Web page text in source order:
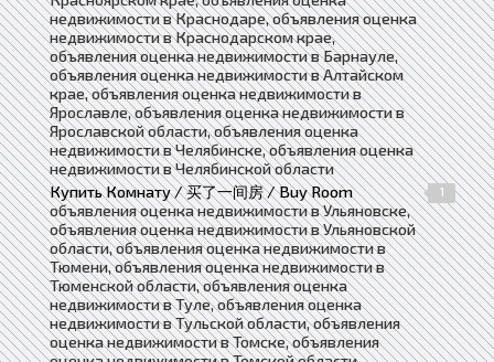
недвижимости в Краснодаре, объявления оценка
недвижимости в Краснодарском крае,
объявления оценка недвижимости в Барнауле,
объявления оценка недвижимости в Алтайском
крае, объявления оценка недвижимости в
Ярославле, объявления оценка недвижимости в
Ярославской области, объявления оценка
недвижимости в Челябинске, объявления оценка
недвижимости в Челябинской области
Купить Комнату / 买了一间房 / Buy Room
1
объявления оценка недвижимости в Ульяновске,
объявления оценка недвижимости в Ульяновской
области, объявления оценка недвижимости в
Тюмени, объявления оценка недвижимости в
Тюменской области, объявления оценка
недвижимости в Туле, объявления оценка
недвижимости в Тульской области, объявления
оценка недвижимости в Томске, объявления